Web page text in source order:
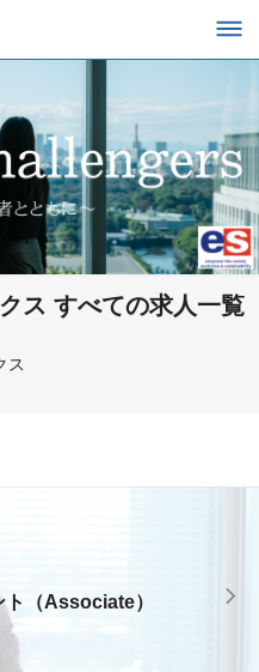
ス すべての求人一覧
ス
（Associate）